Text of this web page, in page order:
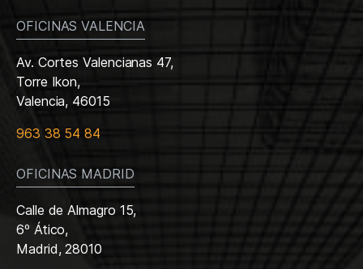
OFICINAS VALENCIA
Av. Cortes Valencianas 47,
Torre Ikon,
Valencia, 46015
963 38 54 84
OFICINAS MADRID
Calle de Almagro 15,
6º Ático,
Madrid, 28010